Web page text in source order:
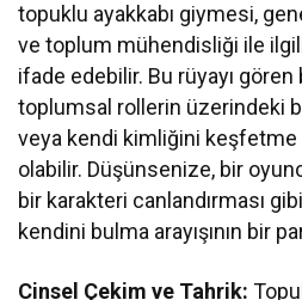
topuklu ayakkabı giymesi,
ve toplum mühendisliği ile
ifade edebilir. Bu rüyayı
toplumsal rollerin üzerindeki
veya kendi kimliğini
olabilir. Düşünsenize, bir
bir karakteri canlandırması
kendini bulma arayışının bir
Cinsel Çekim ve Tahrik: